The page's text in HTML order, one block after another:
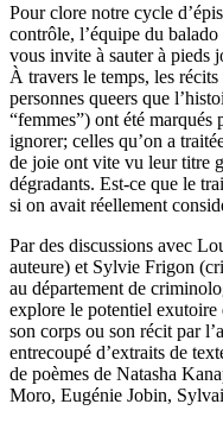
Pour clore notre cycle
contrôle, l’équipe du
vous invite à sauter à pieds
À travers le temps, les
personnes queers que
“femmes”) ont été marqués
ignorer; celles qu’on a
de joie ont vite vu leur titre
dégradants. Est-ce que le
si on avait réellement
Par des discussions avec
auteure) et Sylvie Frigon
au département de
explore le potentiel exutoire
son corps ou son récit par
entrecoupé d’extraits de
de poèmes de Natasha
Moro, Eugénie Jobin,